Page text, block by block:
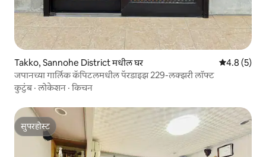
Takko, Sannohe District मधील घर 5 पैकी 4.8
4.8 (5)
जपानच्या गार्लिक कॅपिटलमधील पॅरडाइझ 229-लक्झरी लॉफ्ट
कुटुंब·लोकेशन ·किचन
सुपरहोस्ट
सुपरहोस्ट